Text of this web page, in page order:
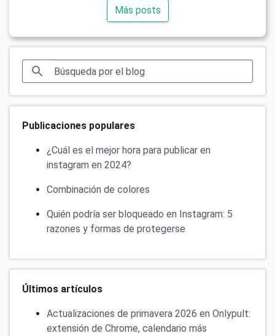
Más posts
Publicaciones populares
¿Cuál es el mejor hora para publicar en
instagram en 2024?
Combinación de colores
Quién podría ser bloqueado en Instagram: 5
razones y formas de protegerse
Últimos artículos
Actualizaciones de primavera 2026 en Onlypult:
extensión de Chrome, calendario más